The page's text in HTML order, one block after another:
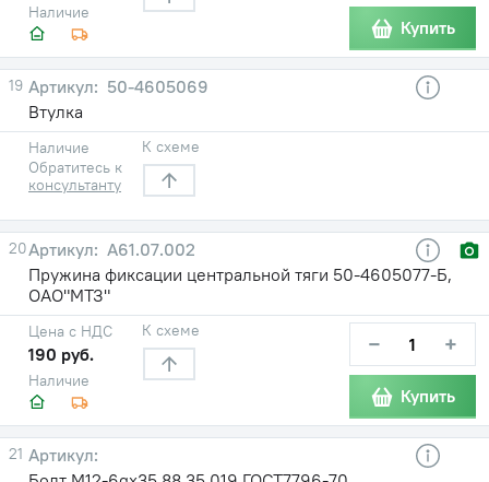
Наличие
Купить
19
50-4605069
Втулка
Наличие
Обратитесь к
консультанту
К схеме
20
А61.07.002
Пружина фиксации центральной тяги 50-4605077-Б,
ОАО"МТЗ"
Наличие
Цена с НДС
190 руб.
К схеме − +
Купить
21